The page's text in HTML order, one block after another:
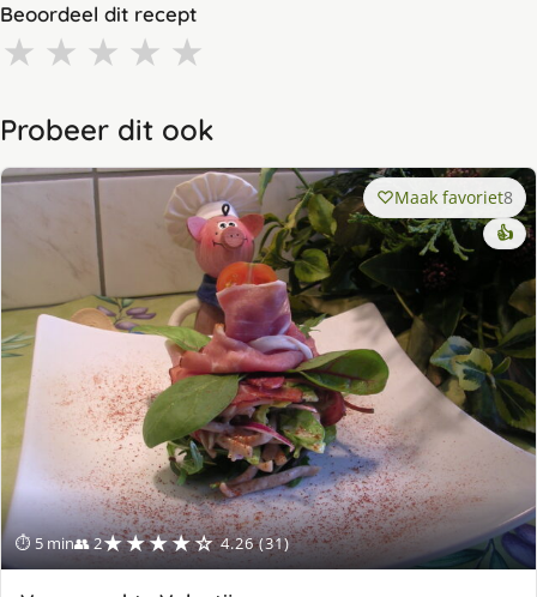
Beoordeel dit recept
★ ★ ★ ★ ★
Probeer dit ook
⏱ 5 min👥 2★★★★☆ 4.26 (31)
Maak favoriet8
👍